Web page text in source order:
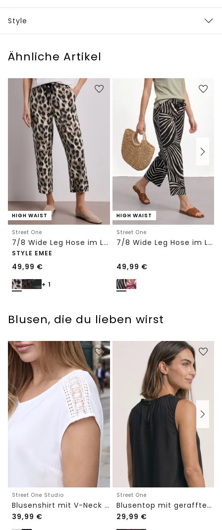
Style
Ähnliche Artikel
HIGH WAIST
Street One
7/8 Wide Leg Hose im Loose Fit mit Print
STYLE EMEE
49,99 €
+ 1
HIGH WAIST
Street One
7/8 Wide Leg Hose im Loose Fit
49,99 €
Blusen, die du lieben wirst
Street One Studio
Blusenshirt mit V-Neck und Spitze
39,99 €
Street One
Blusentop mit gerafftem Rundhals
29,99 €